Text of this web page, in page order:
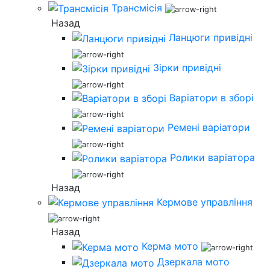
Трансмісія
Назад
Ланцюги привідні
Зірки привідні
Варіатори в зборі
Ремені варіатори
Ролики варіатора
Назад
Кермове управління
Назад
Керма мото
Дзеркала мото